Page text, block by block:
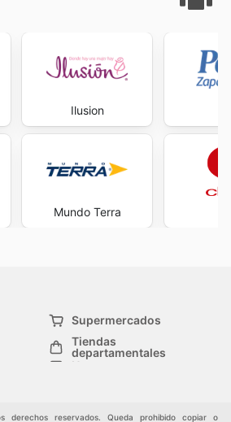
Ilusion
Mundo Terra
Supermercados
Tiendas
departamentales
Hogar
derechos reservados. Queda prohibido copiar o